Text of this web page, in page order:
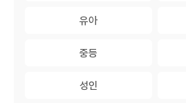
유아
중등
성인